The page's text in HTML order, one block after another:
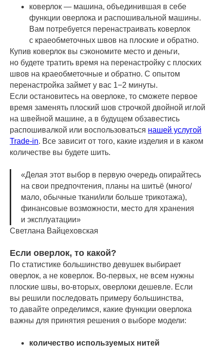
коверлок — машина, объединившая в себе
функции оверлока и распошивальной машины.
Вам потребуется перенастраивать коверлок
с краеобметочных швов на плоские и обратно.
Купив коверлок вы сэкономите место и деньги,
но будете тратить время на перенастройку с плоских
швов на краеобметочные и обратно. С опытом
перенастройка займет у вас 1−2 минуты.
Если остановитесь на оверлоке, то сможете первое
время заменять плоский шов строчкой двойной иглой
на швейной машине, а в будущем обзавестись
распошивалкой или воспользоваться нашей услугой
Trade-in. Все зависит от того, какие изделия и в каком
количестве вы будете шить.
«Делая этот выбор в первую очередь опирайтесь
на свои предпочтения, планы на шитьё (много/
мало, обычные ткани/или больше трикотажа),
финансовые возможности, место для хранения
и эксплуатации»
Светлана Вайцеховская
Если оверлок, то какой?
По статистике большинство девушек выбирает
оверлок, а не коверлок. Во-первых, не всем нужны
плоские швы, во-вторых, оверлоки дешевле. Если
вы решили последовать примеру большинства,
то давайте определимся, какие функции оверлока
важны для принятия решения о выборе модели:
количество используемых нитей